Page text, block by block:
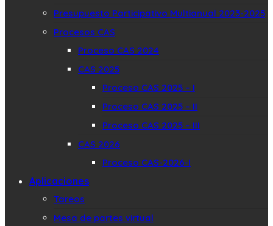
Presupuesto Participativo Multianual 2023-2025
Procesos CAS
Proceso CAS 2024
CAS 2025
Proceso CAS 2025 – I
Proceso CAS 2025 – II
Proceso CAS 2025 – III
CAS 2026
Proceso CAS-2026-I
Aplicaciones
Tareos
Mesa de partes virtual